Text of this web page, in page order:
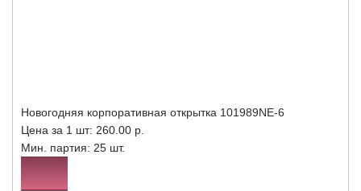
Новогодняя корпоративная открытка 101989NE-6
Цена за 1 шт: 260.00 р.
Мин. партия: 25 шт.